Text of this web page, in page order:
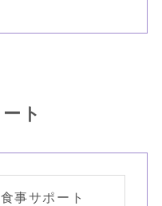
ト
事サポート